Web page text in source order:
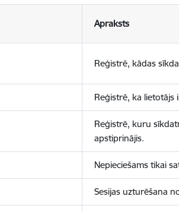
Apraksts
Reģistrē, kādas
Reģistrē, ka
Reģistrē, kuru
apstiprinājis.
Nepieciešams tikai
Sesijas uzturēšana